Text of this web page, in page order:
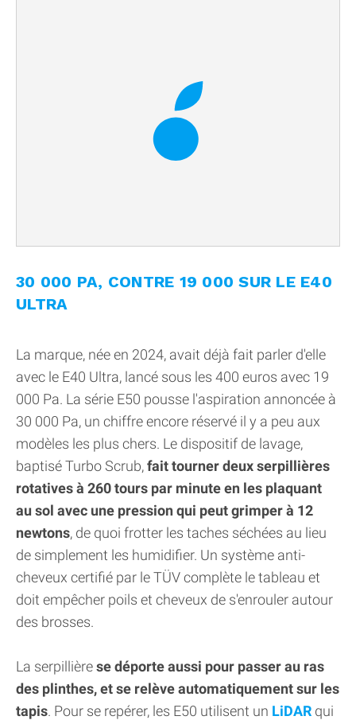
30 000 PA, CONTRE 19 000 SUR LE E40
ULTRA
La marque, née en 2024, avait déjà fait parler d'elle
avec le E40 Ultra, lancé sous les 400 euros avec 19
000 Pa. La série E50 pousse l'aspiration annoncée à
30 000 Pa, un chiffre encore réservé il y a peu aux
modèles les plus chers. Le dispositif de lavage,
baptisé Turbo Scrub,fait tourner deux serpillières
rotatives à 260 tours par minute en les plaquant
au sol avec une pression qui peut grimper à 12
newtons, de quoi frotter les taches séchées au lieu
de simplement les humidifier. Un système anti-
cheveux certifié par le TÜV complète le tableau et
doit empêcher poils et cheveux de s'enrouler autour
des brosses.
La serpillièrese déporte aussi pour passer au ras
des plinthes, et se relève automatiquement sur les
tapis. Pour se repérer, les E50 utilisent un LiDAR qui